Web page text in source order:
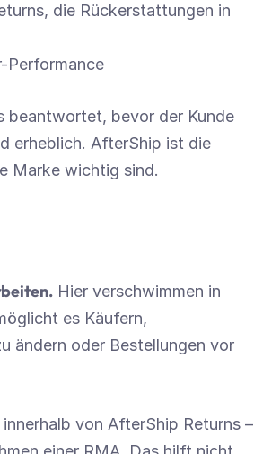
die Rückerstattungen in
Performance
beantwortet, bevor der Kunde
erheblich. AfterShip ist die
Marke wichtig sind.
Hier verschwimmen in
es Käufern,
ändern oder Bestellungen vor
von AfterShip Returns –